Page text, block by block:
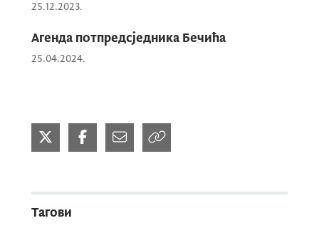
25.12.2023.
Агенда потпредсједника Бечића
25.04.2024.
Тагови